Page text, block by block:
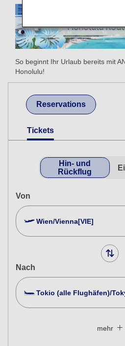
So beginnt Ihr Urlaub bereits mit
Honolulu!
Reservations
Tickets
Hin- und
Rückflug
Von
Wien/Vienna[VIE]
Nach
Tokio (alle Flughäfen)/
mehr